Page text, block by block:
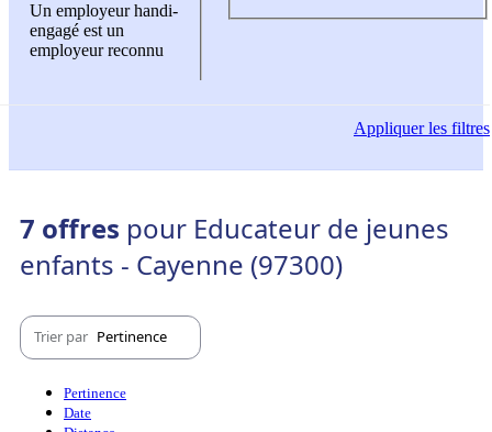
Un employeur handi-
engagé est un
employeur reconnu
Appliquerles filtres
7 offres pour Educateur de jeunes
enfants - Cayenne (97300)
Trier par Pertinence
Pertinence
Date